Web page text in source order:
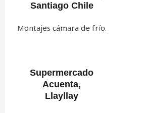
Santiago Chile
Montajes cámara de frío.
Supermercado
Acuenta,
Llayllay